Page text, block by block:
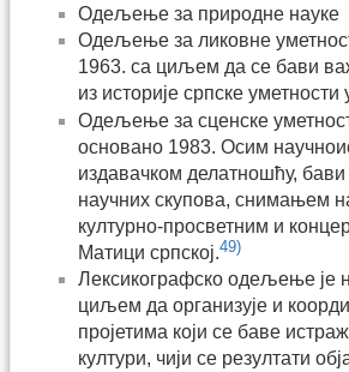
Одељење за природне науке
Одељење за ликовне
1963. са циљем да се бави
из историје српске уметности
Одељење за сценске
основано 1983. Осим
издавачком делатношћу,
научних скупова, снимањем
културно-просветним и
Матици српској.49)
Лексикографско одељење је
циљем да организује и
пројетима који се баве
култури, чији се резултати